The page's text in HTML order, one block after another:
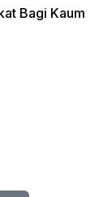
Bagi Kaum